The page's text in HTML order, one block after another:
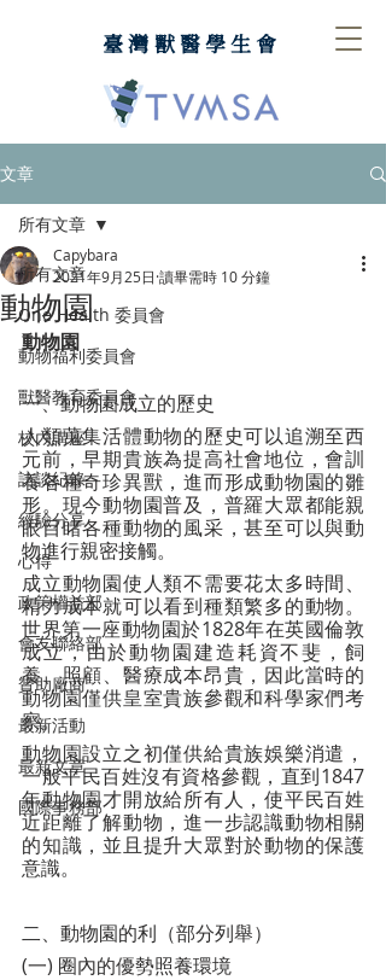
臺灣獸醫學生會
文章
所有文章
One Health 委員會
動物福利委員會
獸醫教育委員會
校內講座
訪談紀錄
經驗分享
心得
政策權益部
會友聯絡部
贊助廠商
最新活動
最新文章
國際事務部
所有文章
動物園
Capybara
2021年9月25日 讀畢需時 10 分鐘
動物園
一、動物園成立的歷史
人類蒐集活體動物的歷史可以追溯至西
元前，早期貴族為提高社會地位，會訓
養各種奇珍異獸，進而形成動物園的雛
形。現今動物園普及，普羅大眾都能親
眼目睹各種動物的風采，甚至可以與動
物進行親密接觸。
成立動物園使人類不需要花太多時間、
精力成本就可以看到種類繁多的動物。
世界第一座動物園於1828年在英國倫敦
成立，由於動物園建造耗資不斐，飼
養、照顧、醫療成本昂貴，因此當時的
動物園僅供皇室貴族參觀和科學家們考
察。
動物園設立之初僅供給貴族娛樂消遣，
一般平民百姓沒有資格參觀，直到1847
年動物園才開放給所有人，使平民百姓
近距離了解動物，進一步認識動物相關
的知識，並且提升大眾對於動物的保護
意識。
二、動物園的利（部分列舉）
(一) 圈內的優勢照養環境